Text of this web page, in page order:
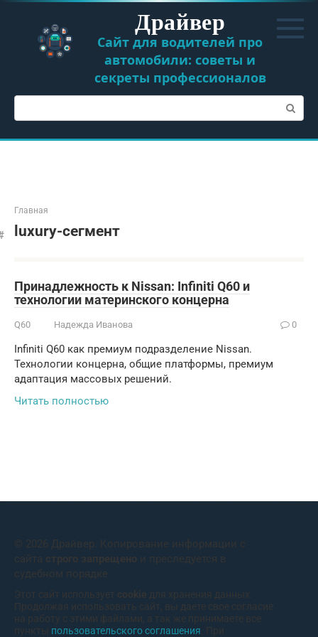
Перейти
контенту
Драйвер
Сайт для водителей про
автомобили: советы и
секреты профессионалов
Поиск:
Главная
luxury-сегмент
Принадлежность к Nissan: Infiniti Q60 и
технологии материнского концерна
Q60 Надежда Иванова 0
Infiniti Q60 как премиум подразделение Nissan.
Технологии концерна, общие платформы, премиум
адаптация массовых решений.
Читать полностью
© 2026 Драйвер. Копирование информации с
сайта строго запрещено и преследуется в
судебном порядке
Этот сайт использует cookie для хранения данных.
Продолжая использовать сайт, вы даете свое согласие
на работу с этими файлами, а так же принимаете все
пункты пользовательского соглашения . При